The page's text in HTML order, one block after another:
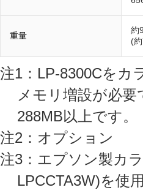
重量
約
(
注1：LP-8300Cをカ
メモリ増設が必
288MB以上です。
注2：オプション
注3：エプソン製カ
LPCCTA3W)を使